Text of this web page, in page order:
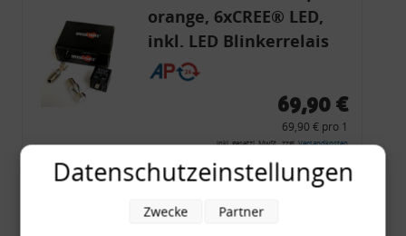
orange, 6xCREE® LED,
inkl. LED Blinkerrelais
CF 14
69,90 €
69,90 € pro 1
inkl. gesetzl. MwSt., zzgl.Versandkosten
Merkzettel
Zum Artikel
Datenschutzeinstellungen
Zwecke Partner